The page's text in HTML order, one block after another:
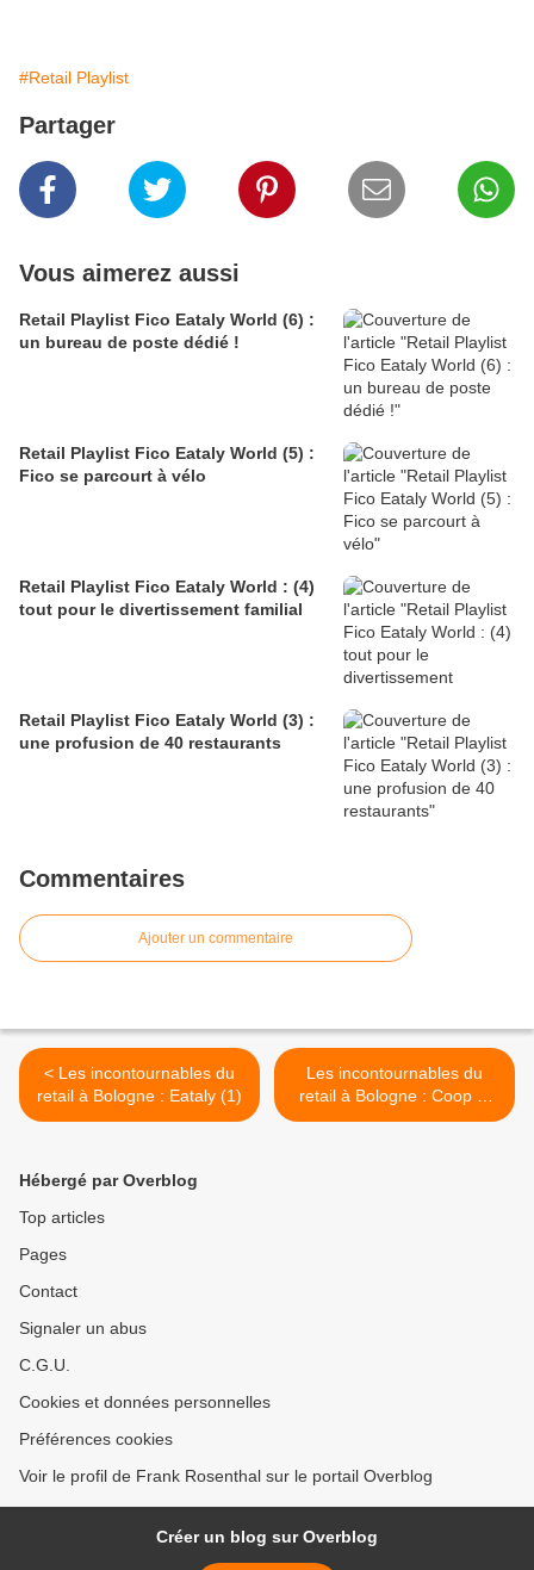
#Retail Playlist
Partager
Vous aimerez aussi
Retail Playlist Fico Eataly World (6) :
un bureau de poste dédié !
Retail Playlist Fico Eataly World (5) :
Fico se parcourt à vélo
Retail Playlist Fico Eataly World : (4)
tout pour le divertissement familial
Retail Playlist Fico Eataly World (3) :
une profusion de 40 restaurants
Commentaires
Ajouter un commentaire
< Les incontournables du
retail à Bologne : Eataly (1)
Les incontournables du
retail à Bologne : Coop et
les produits frais (3) >
Hébergé par Overblog
Top articles
Pages
Contact
Signaler un abus
C.G.U.
Cookies et données personnelles
Préférences cookies
Voir le profil de Frank Rosenthal sur le portail Overblog
Créer un blog sur Overblog